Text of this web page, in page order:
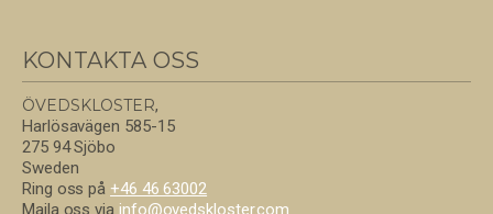
KONTAKTA OSS
ÖVEDSKLOSTER,
Harlösavägen 585-15
275 94 Sjöbo
Sweden
Ring oss på +46 46 63002
Maila oss via info@ovedskloster.com